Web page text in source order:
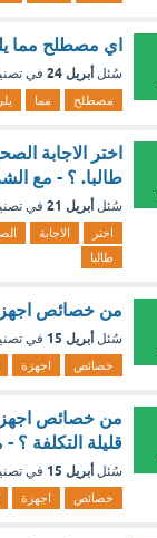
اي مصطلح مما
سُئل أبريل 24 في
مصطلح مما
طالبا. ؟ - مع
سُئل أبريل 21 في
اختر الاجابة
طالبا
من خصائص
سُئل أبريل 15 في
خصائص اجهزة
قليلة التكلفة ؟
سُئل أبريل 15 في
خصائص اجهزة